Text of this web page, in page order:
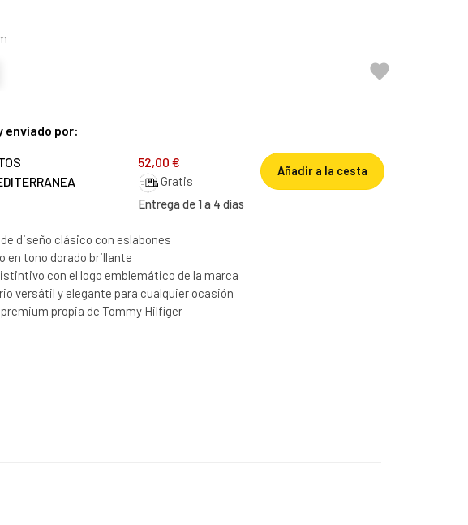

enviado por:
52,00 €
Gratis
Entrega de 1 a 4 días
Añadir a la cesta
diseño clásico con eslabones
en tono dorado brillante
con el logo emblemático de la marca
versátil y elegante para cualquier ocasión
propia de Tommy Hilfiger